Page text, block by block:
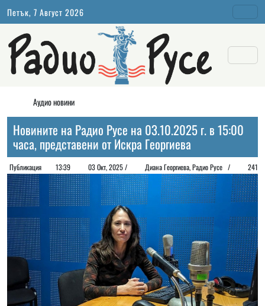
Петък, 7 Август 2026
Аудио новини
Новините на Радио Русе на 03.10.2025 г. в 15:00
часа, представени от Искра Георгиева
Публикация 13:39 03 Окт, 2025 / Диана Георгиeва, Радио Русе / 241